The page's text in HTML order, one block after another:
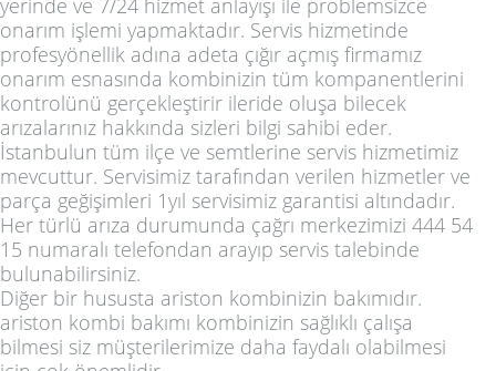
yerinde ve 7/24 hizmet anlayışı ile problemsizce
onarım işlemi yapmaktadır. Servis hizmetinde
profesyönellik adına adeta çığır açmış firmamız
onarım esnasında kombinizin tüm kompanentlerini
kontrolünü gerçekleştirir ileride oluşa bilecek
arızalarınız hakkında sizleri bilgi sahibi eder.
İstanbulun tüm ilçe ve semtlerine servis hizmetimiz
mevcuttur. Servisimiz tarafından verilen hizmetler ve
parça geğişimleri 1yıl servisimiz garantisi altındadır.
Her türlü arıza durumunda çağrı merkezimizi 444 54
15 numaralı telefondan arayıp servis talebinde
bulunabilirsiniz.
Diğer bir hususta ariston kombinizin bakımıdır.
ariston kombi bakımı kombinizin sağlıklı çalışa
bilmesi siz müşterilerimize daha faydalı olabilmesi